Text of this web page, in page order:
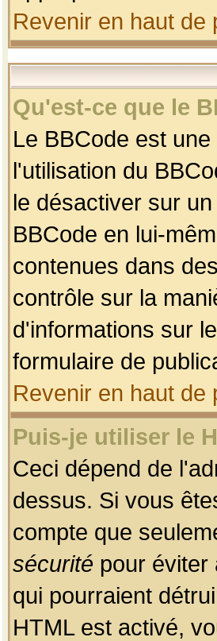
Revenir en haut de
Qu'est-ce que le
Le BBCode est
l'utilisation du
le désactiver sur
BBCode en lui-
contenues dans
contrôle sur la
d'informations sur
formulaire de
Revenir en haut de
Puis-je utiliser le
Ceci dépend de
dessus. Si vous
compte que
sécurité pour éviter
qui pourraient
HTML est activé,